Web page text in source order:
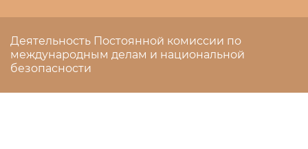
Деятельность Постоянной комиссии по
международным делам и национальной
безопасности